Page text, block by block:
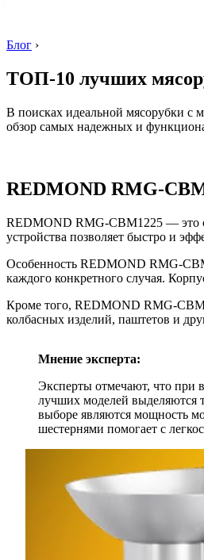
Блог ›
ТОП-10 лучших
В поисках идеальной мясорубки с
обзор самых надежных и
REDMOND RMG-
REDMOND RMG-CBM1225 — это
устройства позволяет быстро и
Особенность REDMOND RMG-
каждого конкретного случая.
Кроме того, REDMOND RMG-
колбасных изделий, паштетов и
Мнение эксперта:
Эксперты отмечают, что при
лучших моделей выделяются
выборе являются мощность
шестернями помогает с